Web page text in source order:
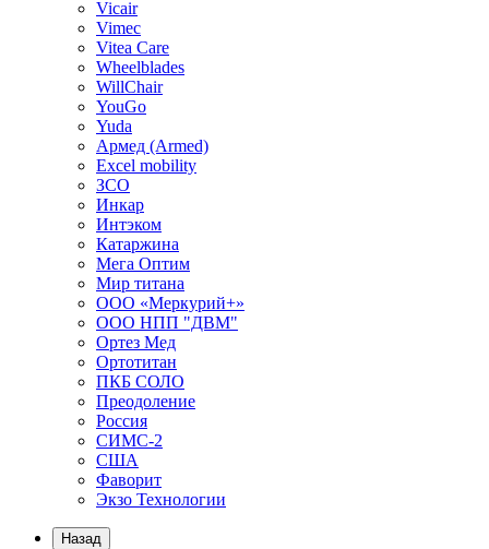
Vicair
Vimec
Vitea Care
Wheelblades
WillChair
YouGo
Yuda
Армед (Armed)
Еxcel mobility
ЗСО
Инкар
Интэком
Катаржина
Мега Оптим
Мир титана
ООО «Меркурий+»
ООО НПП "ДВМ"
Ортез Мед
Ортотитан
ПКБ СОЛО
Преодоление
Россия
СИМС-2
США
Фаворит
Экзо Технологии
Назад